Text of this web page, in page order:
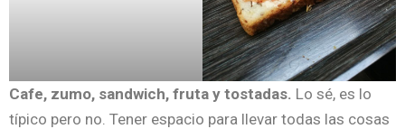
Cafe, zumo, sandwich, fruta y tostadas. Lo sé, es lo
típico pero no. Tener espacio para llevar todas las cosas